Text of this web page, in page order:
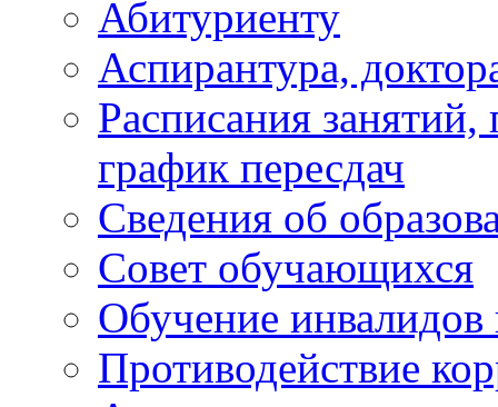
Абитуриенту
Аспирантура,
Расписания
график пересдач
Сведения об
Совет обучающихся
Обучение
Противодействие